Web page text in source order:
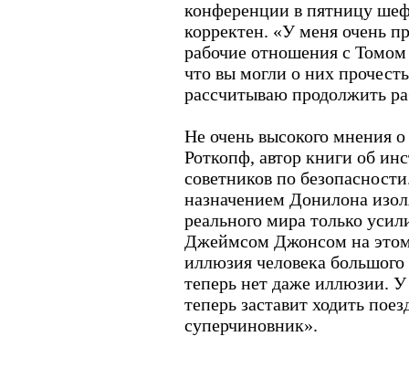
конференции в пятницу
корректен. «У меня очень
рабочие отношения с
что вы могли о них
рассчитываю продолжить
Не очень высокого мнения
Роткопф, автор книги об
советников по
назначением Донилона
реального мира только
Джеймсом Джонсом на
иллюзия человека
теперь нет даже иллюзии.
теперь заставит ходить
суперчиновник».